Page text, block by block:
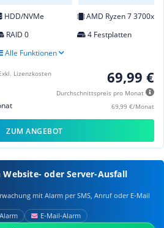
HDD/NVMe
AMD Ryzen 7 3700x
RAID 0
4 Festplatten
Alle Funktionen
69,99 €
Durchschnittspreis pro Monat
69,99 €/Monat
Lizenzkosten
ZUM ANGEBOT
oder Server-Ausfall
mit Alarm per SMS, Anruf oder E‑Mail
E‑Mail‑Alarm